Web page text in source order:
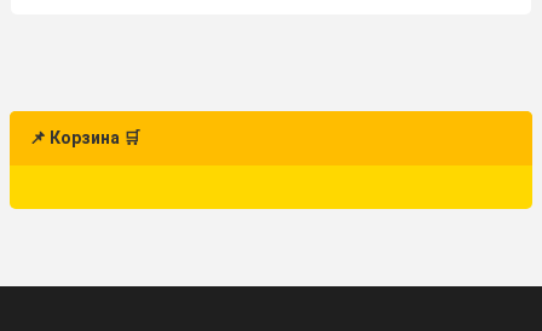
📌 Корзина 🛒